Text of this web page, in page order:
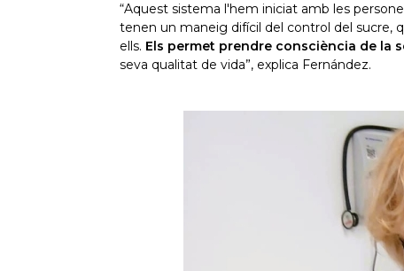
“Aquest sistema l'hem iniciat amb les
tenen un maneig difícil del control del sucre,
ells. Els permet prendre consciència de la
seva qualitat de vida”, explica Fernández.